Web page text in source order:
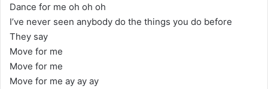
Dance for me oh oh oh
I’ve never seen anybody do the things you do before
They say
Move for me
Move for me
Move for me ay ay ay